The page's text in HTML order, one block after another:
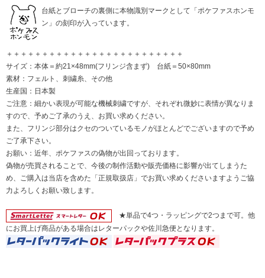
台紙とブローチの裏側に本物識別マークとして「ポケファスホンモ
ン」の刻印が入っています。
＋＋＋＋＋＋＋＋＋＋＋＋＋＋＋＋＋＋＋＋＋＋＋＋＋
サイズ：本体＝約21×48mm(フリンジ含まず) 台紙＝50×80mm
素材：フェルト、刺繍糸、その他
生産国：日本製
ご注意：細かい表現が可能な機械刺繍ですが、それぞれ微妙に表情が異なりま
すので、予めご了承のうえ、お買い求めください。
また、フリンジ部分はクセのついているモノがほとんどでございますので予め
ご了承下さい。
お願い：近年、ポケファスの偽物が出回っております。
偽物が売買されることで、今後の制作活動や販売価格に影響が出てしまうた
め、ご購入は当店を含めた「正規取扱店」でお買い求めくださいますようご協
力よろしくお願い致します。
★単品で4つ・ラッピングで2つまで可。他
にお買上げ商品がある場合はレターパックや佐川急便となります。